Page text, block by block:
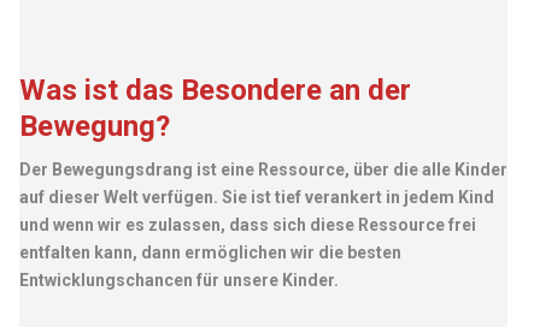
Was ist das Besondere an der
Bewegung?
Der Bewegungsdrang ist eine Ressource, über die alle Kinder
auf dieser Welt verfügen. Sie ist tief verankert in jedem Kind
und wenn wir es zulassen, dass sich diese Ressource frei
entfalten kann, dann ermöglichen wir die besten
Entwicklungschancen für unsere Kinder.